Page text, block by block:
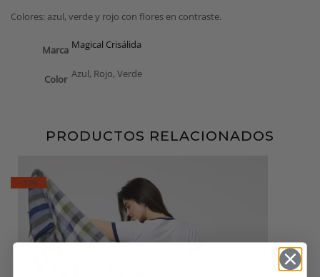
Colores: azul, verde y rojo con flores en contraste.
Marca Magical Crisálida
Color Azul, Rojo, Verde
PRODUCTOS RELACIONADOS
-10%